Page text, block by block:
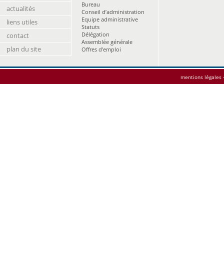
actualités
liens utiles
contact
plan du site
Bureau
Conseil d’administration
Equipe administrative
Statuts
Délégation
Assemblée générale
Offres d'emploi
mentions légales